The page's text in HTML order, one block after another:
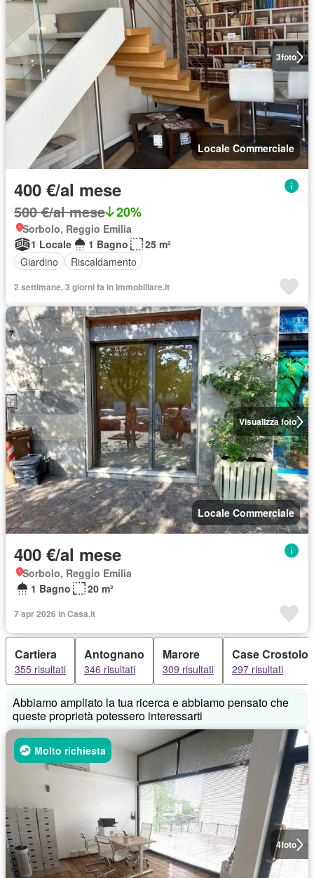
3foto
Locale Commerciale
400 €/al mese
500 €/al mese 20%
Sorbolo, Reggio Emilia
1 Locale
1 Bagno
25 m²
Giardino
Riscaldamento
2 settimane, 3 giorni fa in Immobiliare.it
Visualizza foto
Locale Commerciale
400 €/al mese
Sorbolo, Reggio Emilia
1 Bagno
20 m²
7 apr 2026 in Casa.it
Cartiera
355 risultati
Antognano
346 risultati
Marore
309 risultati
Case Crostolo
297 risultati
Abbiamo ampliato la tua ricerca e abbiamo pensato che
queste proprietà potessero interessarti
4foto
Molto richiesta